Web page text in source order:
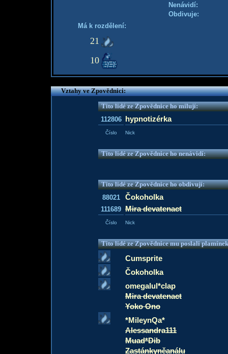
Má k rozdělení:
21
10
Nenávidí:
Obdivuje:
Vztahy ve Zpovědnici:
Tito lidé ze Zpovědnice ho milují:
112806 hypnotizérka
Číslo Nick
Tito lidé ze Zpovědnice ho nenávidí:
Tito lidé ze Zpovědnice ho obdivují:
88021
Čokoholka
111689 Mira devatenact
Číslo Nick
Tito lidé ze Zpovědnice mu poslali
Cumsprite
Čokoholka
omegalul*clap
Mira devatenact
Yoko Ono
*MileynQa*
Alessandra111
Muad*Dib
Zastánkyněanálu